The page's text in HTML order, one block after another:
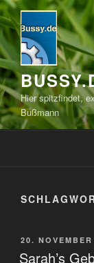
Zum
Inhalt
springen
Hier spitzfindet,
Bußmann
AM
20.
Sarah’s